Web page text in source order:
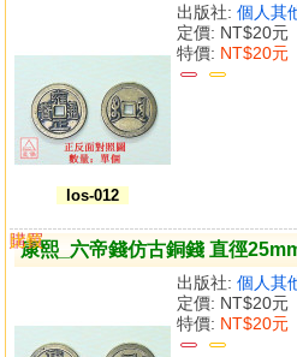
los-012
出版社: 個人其
定價: NT$20元
特價: NT$20元
康熙_六帝錢仿古銅錢 直徑
出版社: 個人其
定價: NT$20元
特價: NT$20元
購買
比較